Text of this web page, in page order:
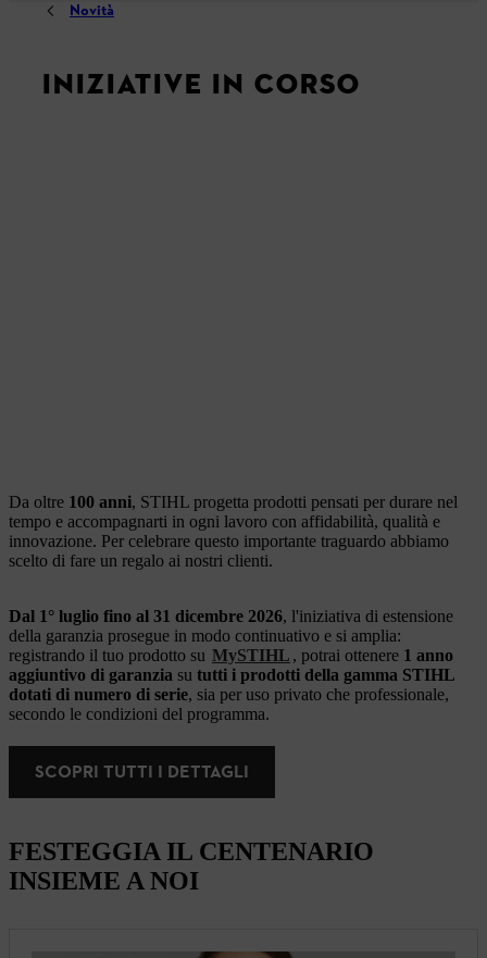
Novità
INIZIATIVE IN CORSO
Da oltre 100 anni, STIHL progetta prodotti pensati per durare nel
tempo e accompagnarti in ogni lavoro con affidabilità, qualità e
innovazione. Per celebrare questo importante traguardo abbiamo
scelto di fare un regalo ai nostri clienti.
Dal 1° luglio fino al 31 dicembre 2026, l'iniziativa di estensione
della garanzia prosegue in modo continuativo e si amplia:
registrando il tuo prodotto su MySTIHL , potrai ottenere 1 anno
aggiuntivo di garanzia su tutti i prodotti della gamma STIHL
dotati di numero di serie, sia per uso privato che professionale,
secondo le condizioni del programma.
SCOPRI TUTTI I DETTAGLI
FESTEGGIA IL CENTENARIO
INSIEME A NOI